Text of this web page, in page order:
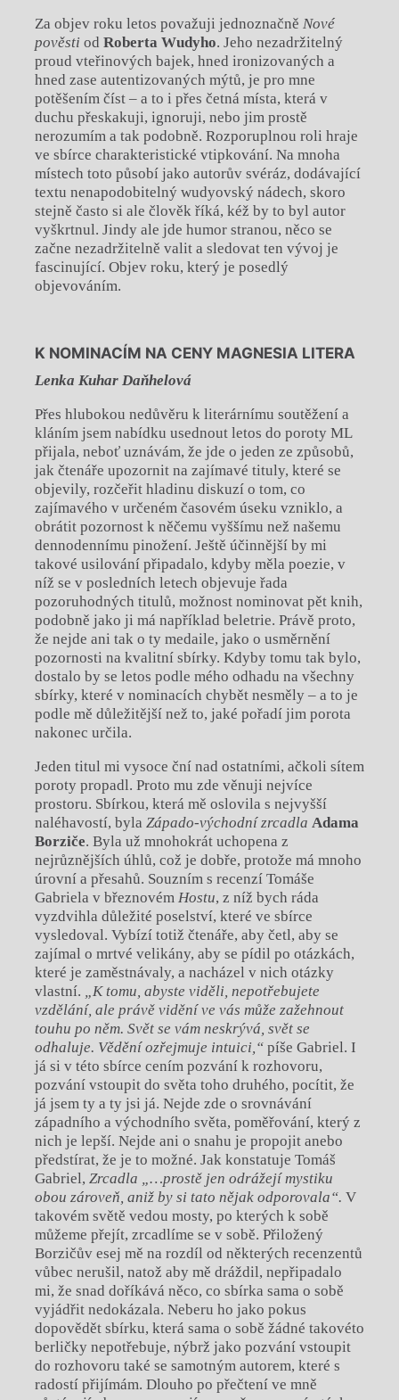
Za objev roku letos považuji jednoznačně Nové
pověsti od Roberta Wudyho. Jeho nezadržitelný
proud vteřinových bajek, hned ironizovaných a
hned zase autentizovaných mýtů, je pro mne
potěšením číst – a to i přes četná místa, která v
duchu přeskakuji, ignoruji, nebo jim prostě
nerozumím a tak podobně. Rozporuplnou roli hraje
ve sbírce charakteristické vtipkování. Na mnoha
místech toto působí jako autorův svéráz, dodávající
textu nenapodobitelný wudyovský nádech, skoro
stejně často si ale člověk říká, kéž by to byl autor
vyškrtnul. Jindy ale jde humor stranou, něco se
začne nezadržitelně valit a sledovat ten vývoj je
fascinující. Objev roku, který je posedlý
objevováním.
K NOMINACÍM NA CENY MAGNESIA LITERA
Lenka Kuhar Daňhelová
Přes hlubokou nedůvěru k literárnímu soutěžení a
kláním jsem nabídku usednout letos do poroty ML
přijala, neboť uznávám, že jde o jeden ze způsobů,
jak čtenáře upozornit na zajímavé tituly, které se
objevily, rozčeřit hladinu diskuzí o tom, co
zajímavého v určeném časovém úseku vzniklo, a
obrátit pozornost k něčemu vyššímu než našemu
dennodennímu pinožení. Ještě účinnější by mi
takové usilování připadalo, kdyby měla poezie, v
níž se v posledních letech objevuje řada
pozoruhodných titulů, možnost nominovat pět knih,
podobně jako ji má například beletrie. Právě proto,
že nejde ani tak o ty medaile, jako o usměrnění
pozornosti na kvalitní sbírky. Kdyby tomu tak bylo,
dostalo by se letos podle mého odhadu na všechny
sbírky, které v nominacích chybět nesměly – a to je
podle mě důležitější než to, jaké pořadí jim porota
nakonec určila.
Jeden titul mi vysoce ční nad ostatními, ačkoli sítem
poroty propadl. Proto mu zde věnuji nejvíce
prostoru. Sbírkou, která mě oslovila s nejvyšší
naléhavostí, byla Západo-východní zrcadla Adama
Borziče. Byla už mnohokrát uchopena z
nejrůznějších úhlů, což je dobře, protože má mnoho
úrovní a přesahů. Souzním s recenzí Tomáše
Gabriela v březnovém Hostu, z níž bych ráda
vyzdvihla důležité poselství, které ve sbírce
vysledoval. Vybízí totiž čtenáře, aby četl, aby se
zajímal o mrtvé velikány, aby se pídil po otázkách,
které je zaměstnávaly, a nacházel v nich otázky
vlastní. „K tomu, abyste viděli, nepotřebujete
vzdělání, ale právě vidění ve vás může zažehnout
touhu po něm. Svět se vám neskrývá, svět se
odhaluje. Vědění ozřejmuje intuici,“ píše Gabriel. I
já si v této sbírce cením pozvání k rozhovoru,
pozvání vstoupit do světa toho druhého, pocítit, že
já jsem ty a ty jsi já. Nejde zde o srovnávání
západního a východního světa, poměřování, který z
nich je lepší. Nejde ani o snahu je propojit anebo
předstírat, že je to možné. Jak konstatuje Tomáš
Gabriel, Zrcadla „…prostě jen odrážejí mystiku
obou zároveň, aniž by si tato nějak odporovala“. V
takovém světě vedou mosty, po kterých k sobě
můžeme přejít, zrcadlíme se v sobě. Přiložený
Borzičův esej mě na rozdíl od některých recenzentů
vůbec nerušil, natož aby mě dráždil, nepřipadalo
mi, že snad doříkává něco, co sbírka sama o sobě
vyjádřit nedokázala. Neberu ho jako pokus
dopovědět sbírku, která sama o sobě žádné takovéto
berličky nepotřebuje, nýbrž jako pozvání vstoupit
do rozhovoru také se samotným autorem, které s
radostí přijímám. Dlouho po přečtení ve mně